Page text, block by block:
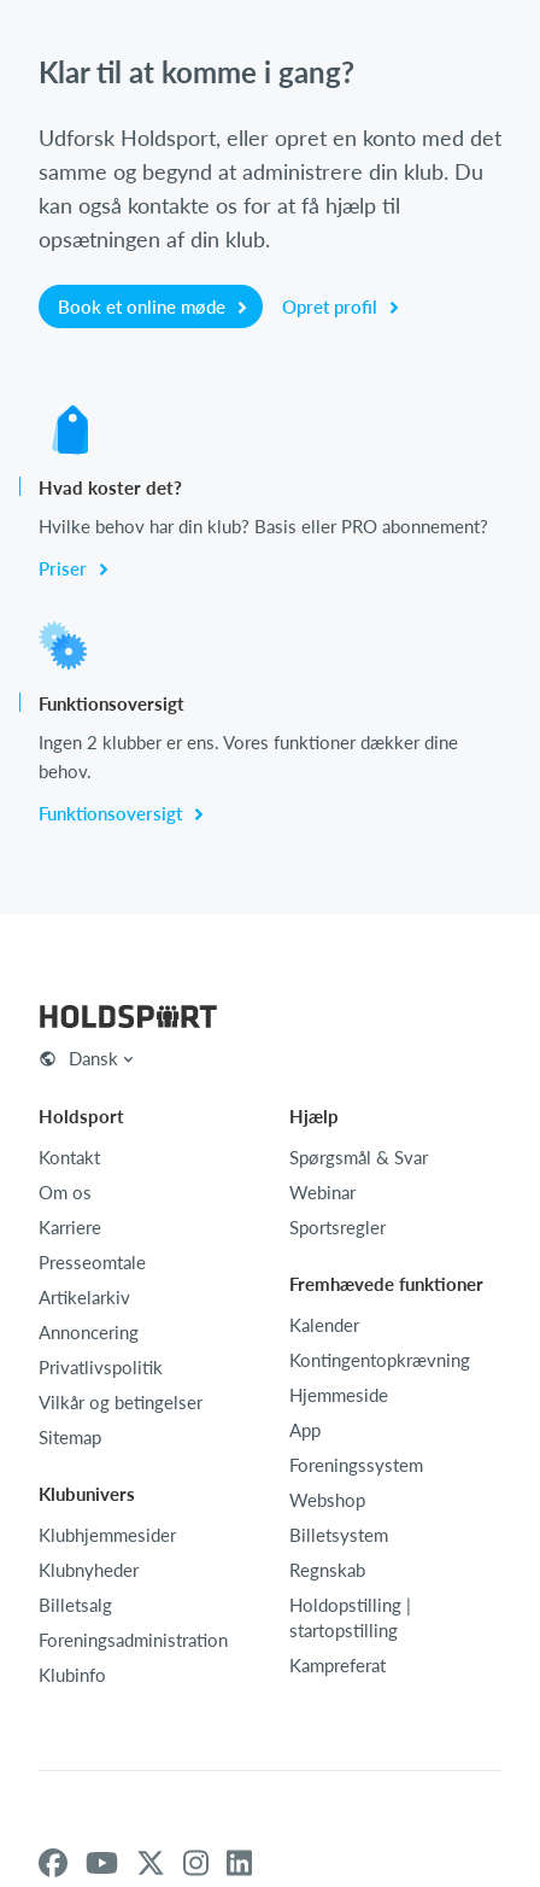
Klar til at komme i gang?
Udforsk Holdsport, eller opret en konto med det
samme og begynd at administrere din klub. Du
kan også kontakte os for at få hjælp til
opsætningen af din klub.
Book et online møde Opret profil
Hvad koster det?
Hvilke behov har din klub? Basis eller PRO abonnement?
Priser
Funktionsoversigt
Ingen 2 klubber er ens. Vores funktioner dækker dine
behov.
Funktionsoversigt
Dansk
Holdsport
Kontakt
Om os
Karriere
Presseomtale
Artikelarkiv
Annoncering
Privatlivspolitik
Vilkår og betingelser
Sitemap
Klubunivers
Klubhjemmesider
Klubnyheder
Billetsalg
Foreningsadministration
Klubinfo
Hjælp
Spørgsmål & Svar
Webinar
Sportsregler
Fremhævede funktioner
Kalender
Kontingentopkrævning
Hjemmeside
App
Foreningssystem
Webshop
Billetsystem
Regnskab
Holdopstilling |
startopstilling
Kampreferat